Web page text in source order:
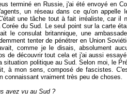
terminé en Russie, j'ai été envoyé en
un réseau dans ce qu'on appelle
une tâche tout à fait irréaliste, car il
du Sud. Le seul point sur la carte
le consulat britannique, une
tenter de pénétrer en Union
comme je le disais, absolument
de découvrir tout cela et j'ai aussi
situation politique au Sud. Selon moi, le
à mon sens, composé de fascistes.
connaissant vraiment très peu de choses.
avez vu au Sud ?